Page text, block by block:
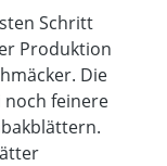
Schritt
Produktion
Die
feinere